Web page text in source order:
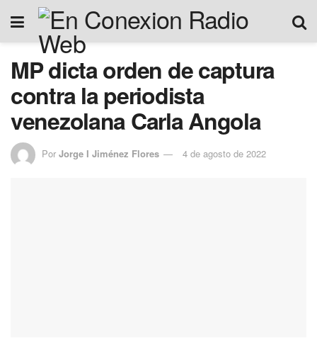
MP dicta orden de captura
contra la periodista
venezolana Carla Angola
Por Jorge I Jiménez Flores 4 de agosto de 2022